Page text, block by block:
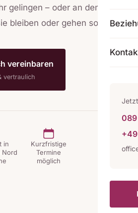
089
gelingen – oder an dem Sie
bleiben oder gehen sollen.
vereinbaren
vertraulich
in
Nord
Kurzfristige
Termine
möglich